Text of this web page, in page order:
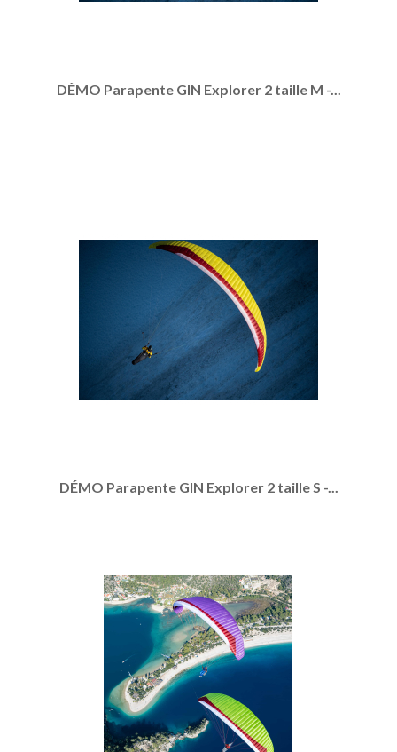
DÉMO Parapente GIN Explorer 2 taille M -...
DÉMO Parapente GIN Explorer 2 taille S -...